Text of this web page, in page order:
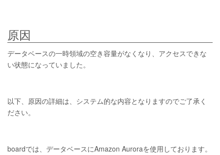
原因
データベースの一時領域の空き容量がなくなり、アクセスできな
い状態になっていました。
以下、原因の詳細は、システム的な内容となりますのでご了承く
ださい。
boardでは、データベースにAmazon Auroraを使用しております。